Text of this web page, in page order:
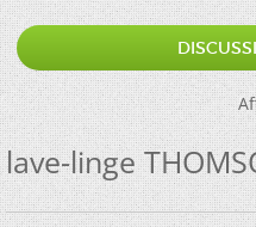
lave-linge